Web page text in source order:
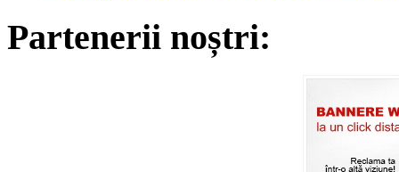
Partenerii noștri: